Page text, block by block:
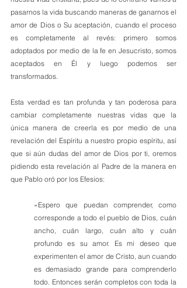
pasarnos la vida buscando maneras de ganarnos el
amor de Dios o Su aceptación, cuando el proceso
es completamente al revés: primero somos
adoptados por medio de la fe en Jesucristo, somos
aceptados en Él y luego podemos ser
transformados.
Esta verdad es tan profunda y tan poderosa para
cambiar completamente nuestras vidas que la
única manera de creerla es por medio de una
revelación del Espíritu a nuestro propio espíritu, así
que si aún dudas del amor de Dios por ti, oremos
pidiendo esta revelación al Padre de la manera en
que Pablo oró por los Efesios:
«Espero que puedan comprender, como
corresponde a todo el pueblo de Dios, cuán
ancho, cuán largo, cuán alto y cuán
profundo es su amor. Es mi deseo que
experimenten el amor de Cristo, aun cuando
es demasiado grande para comprenderlo
todo. Entonces serán completos con toda la